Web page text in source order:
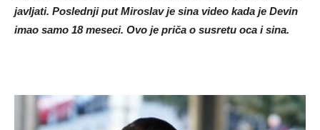
javljati. Poslednji put Miroslav je sina video kada je Devin
imao samo 18 meseci. Ovo je priča o susretu oca i sina.